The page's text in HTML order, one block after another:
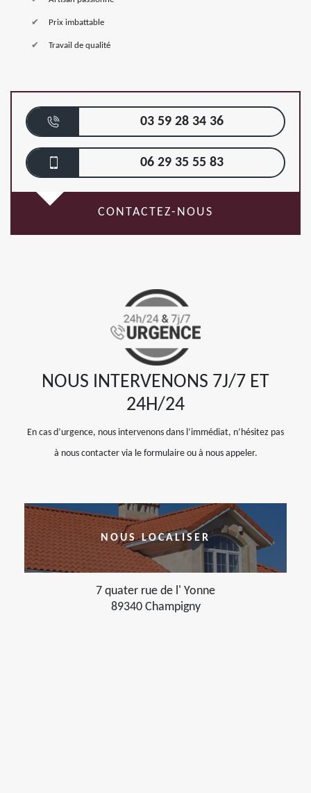
Prix imbattable
Travail de qualité
03 59 28 34 36
06 29 35 55 83
CONTACTEZ-NOUS
NOUS INTERVENONS 7J/7 ET
24H/24
En cas d’urgence, nous intervenons dans l’immédiat, n’hésitez pas
à nous contacter via le formulaire ou à nous appeler.
NOUS LOCALISER
7 quater rue de l' Yonne
89340 Champigny